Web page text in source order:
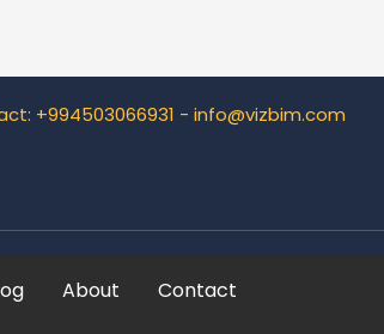
+994503066931 - info@vizbim.com
About Contact